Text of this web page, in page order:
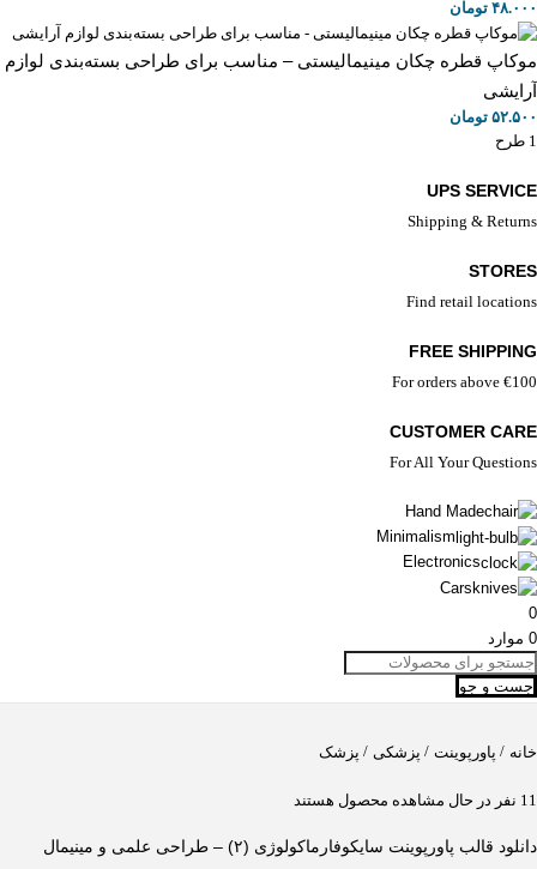
۴۸.۰۰۰ تومان
موکاپ قطره‌ چکان مینیمالیستی – مناسب برای طراحی بسته‌بندی لوازم
آرایشی
۵۲.۵۰۰ تومان
1 طرح
UPS SERVICE
Shipping & Returns
STORES
Find retail locations
FREE SHIPPING
For orders above €100
CUSTOMER CARE
For All Your Questions
Hand Made
Minimalism
Electronics
Cars
0
0 موارد
جست و جو
خانه / پاورپوینت / پزشکی / پزشک
11 نفر در حال مشاهده محصول هستند
دانلود قالب پاورپوینت سایکوفارماکولوژی (۲) – طراحی علمی و مینیمال